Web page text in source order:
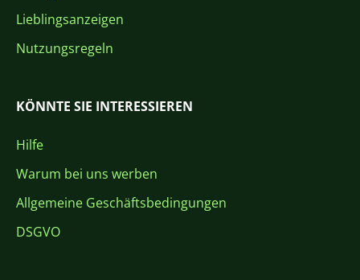
Lieblingsanzeigen
Nutzungsregeln
KÖNNTE SIE INTERESSIEREN
Hilfe
Warum bei uns werben
Allgemeine Geschäftsbedingungen
DSGVO